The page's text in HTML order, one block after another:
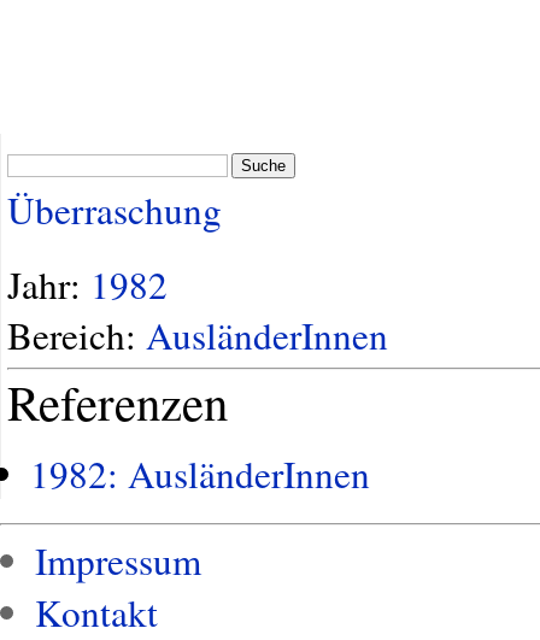
Suche
Überraschung
Jahr: 1982
Bereich: AusländerInnen
Referenzen
1982: AusländerInnen
Impressum
Kontakt